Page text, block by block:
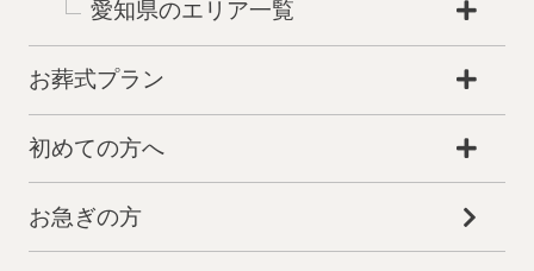
愛知県のエリア一覧
お葬式プラン
初めての方へ
お急ぎの方